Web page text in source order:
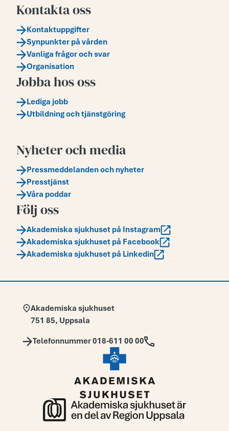
Kontakta oss
Kontaktuppgifter
Synpunkter på vården
Vanliga frågor och svar
Organisation
Jobba hos oss
Lediga jobb
Utbildning och tjänstgöring
Nyheter och media
Pressmeddelanden och nyheter
Presstjänst
Våra poddar
Följ oss
Akademiska sjukhuset på Instagram
Akademiska sjukhuset på Facebook
Akademiska sjukhuset på Linkedin
Adress:
Akademiska sjukhuset
751 85, Uppsala
Telefon:
Telefonnummer 018-611 00 00